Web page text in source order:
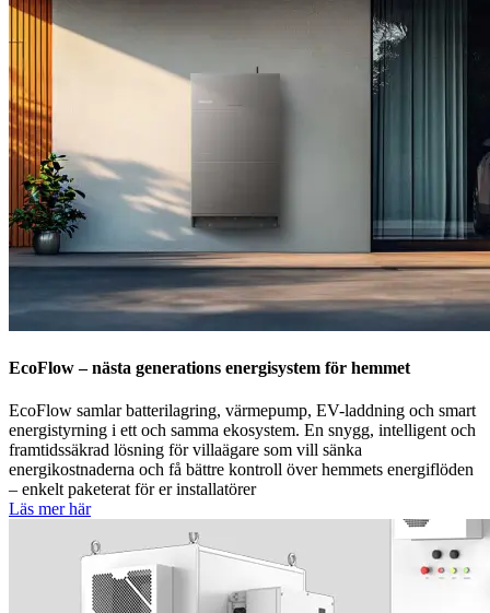
EcoFlow – nästa generations energisystem för hemmet
EcoFlow samlar batterilagring, värmepump, EV-laddning och smart
energistyrning i ett och samma ekosystem. En snygg, intelligent och
framtidssäkrad lösning för villaägare som vill sänka
energikostnaderna och få bättre kontroll över hemmets energiflöden
– enkelt paketerat för er installatörer
Läs mer här